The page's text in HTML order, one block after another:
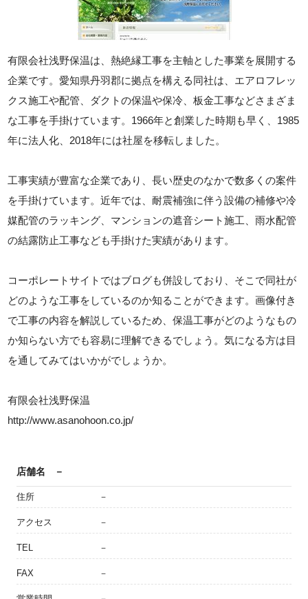
有限会社浅野保温は、熱絶縁工事を主軸とした事業を展開する
企業です。愛知県丹羽郡に拠点を構える同社は、エアロフレッ
クス施工や配管、ダクトの保温や保冷、板金工事などさまざま
な工事を手掛けています。1966年と創業した時期も早く、1985
年に法人化、2018年には社屋を移転しました。
工事実績が豊富な企業であり、長い歴史のなかで数多くの案件
を手掛けています。近年では、耐震補強に伴う設備の補修や冷
媒配管のラッキング、マンションの遮音シート施工、雨水配管
の結露防止工事なども手掛けた実績があります。
コーポレートサイトではブログも併設しており、そこで同社が
どのような工事をしているのか知ることができます。画像付き
で工事の内容を解説しているため、保温工事がどのようなもの
か知らない方でも容易に理解できるでしょう。気になる方は目
を通してみてはいかがでしょうか。
有限会社浅野保温
http://www.asanohoon.co.jp/
店舗名 －
住所 －
アクセス －
TEL －
FAX －